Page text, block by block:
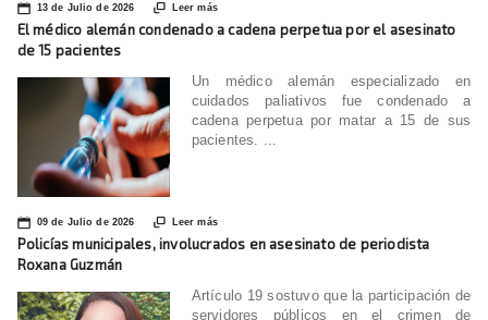
📅 13 de Julio de 2026  Leer más
El médico alemán condenado a cadena perpetua por el asesinato
de 15 pacientes
Un médico alemán especializado en
cuidados paliativos fue condenado a
cadena perpetua por matar a 15 de sus
pacientes. ...
📅 09 de Julio de 2026  Leer más
Policías municipales, involucrados en asesinato de periodista
Roxana Guzmán
Artículo 19 sostuvo que la participación de
servidores públicos en el crimen de